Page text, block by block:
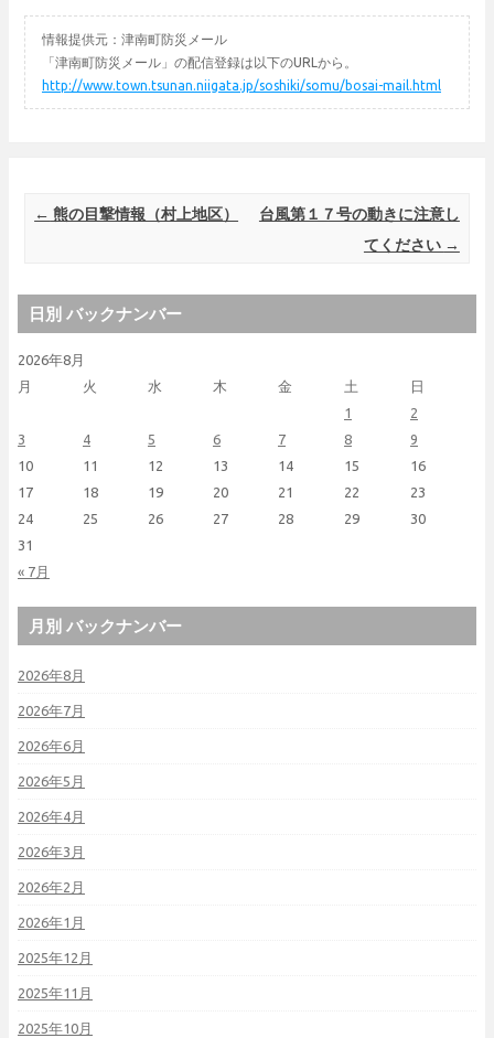
情報提供元：津南町防災メール
「津南町防災メール」の配信登録は以下のURLから。
http://www.town.tsunan.niigata.jp/soshiki/somu/bosai-mail.html
Post navigation
← 熊の目撃情報（村上地区）
台風第１７号の動きに注意し
てください →
日別 バックナンバー
2026年8月
月
火 水 木 金 土 日
« 7月
1
2
3
4 5 6 7 8
9
10
11 12 13 14 15
16
17
18 19 20 21 22
23
24
25 26 27 28 29
30
31
月別 バックナンバー
2026年8月
2026年7月
2026年6月
2026年5月
2026年4月
2026年3月
2026年2月
2026年1月
2025年12月
2025年11月
2025年10月